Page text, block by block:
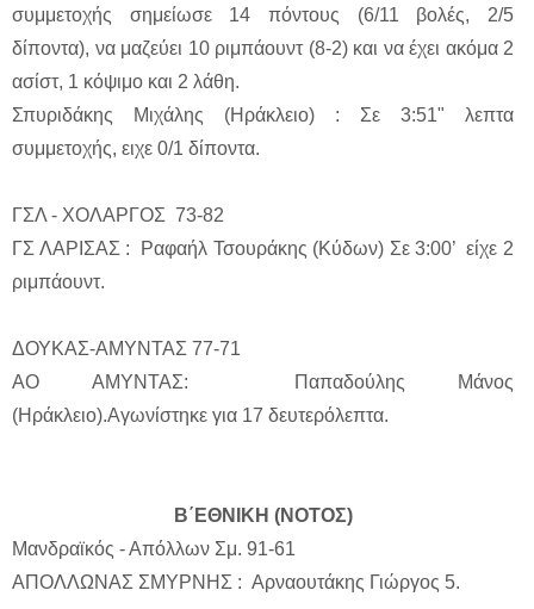
συμμετοχής σημείωσε 14 πόντους (6/11 βολές, 2/5
δίποντα), να μαζεύει 10 ριμπάουντ (8-2) και να έχει ακόμα 2
ασίστ, 1 κόψιμο και 2 λάθη.
Σπυριδάκης Μιχάλης (Ηράκλειο) : Σε 3:51" λεπτα
συμμετοχής, ειχε 0/1 δίποντα.
ΓΣΛ - ΧΟΛΑΡΓΟΣ 73-82
ΓΣ ΛΑΡΙΣΑΣ : Ραφαήλ Τσουράκης (Κύδων) Σε 3:00’ είχε 2
ριμπάουντ.
ΔΟΥΚΑΣ-ΑΜΥΝΤΑΣ 77-71
ΑΟ ΑΜΥΝΤΑΣ: Παπαδούλης Μάνος
(Ηράκλειο).Αγωνίστηκε για 17 δευτερόλεπτα.
Β΄ΕΘΝΙΚΗ (ΝΟΤΟΣ)
Μανδραϊκός - Απόλλων Σμ. 91-61
ΑΠΟΛΛΩΝΑΣ ΣΜΥΡΝΗΣ : Αρναουτάκης Γιώργος 5.